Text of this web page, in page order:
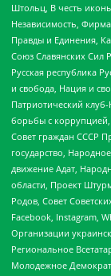
Штольц, В честь
Независимость,
Правды и Единения,
Союз Славянских Сил
Русская республика
и свобода, Нация и
Патриотический
борьбы с
Совет граждан СССР
государство,
движение Адат,
области, Проект
Родов, Совет
Facebook, Instagram,
Организации
Региональное
Молодежное